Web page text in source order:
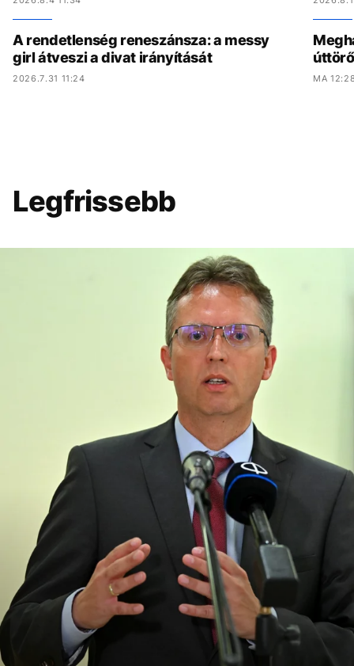
A rendetlenség reneszánsza: a messy
girl átveszi a divat irányítását
2026.7.31 11:24 MA
Legfrissebb